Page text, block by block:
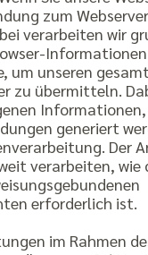
zum
verarbeiten wir
um unseren
zu übermitteln.
generiert
Der
verarbeiten, wie
erforderlich ist.
im Rahmen